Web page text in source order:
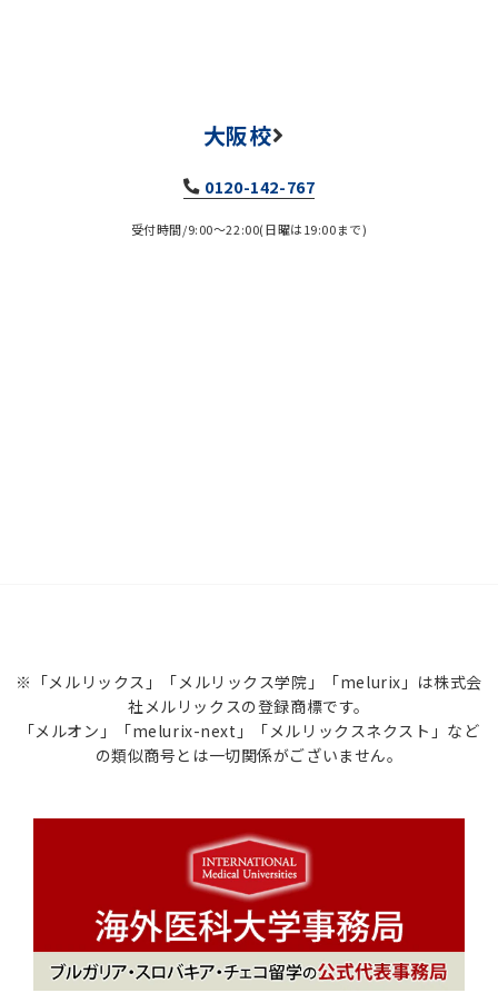
大阪校
0120-142-767
受付時間/9:00～22:00(日曜は19:00まで)
※「メルリックス」「メルリックス学院」「melurix」は株式会
社メルリックスの登録商標です。
「メルオン」「melurix-next」「メルリックスネクスト」など
の類似商号とは一切関係がございません。